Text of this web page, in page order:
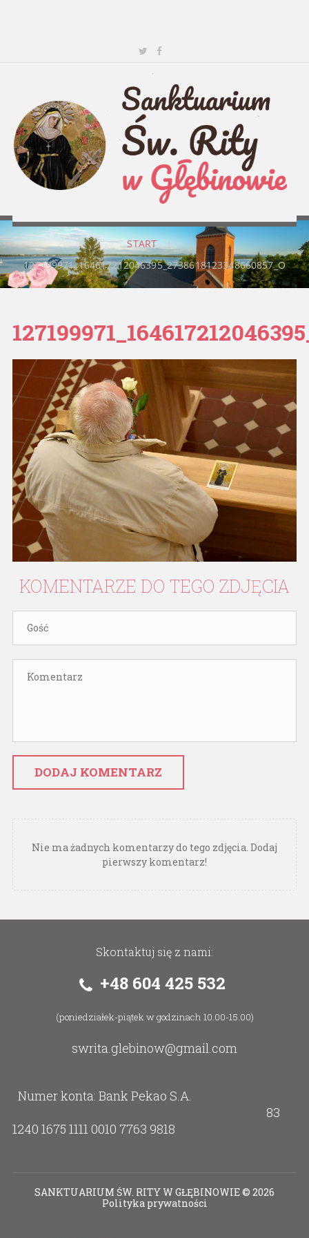
START |
127199971_164617212046395_2738618123348660857_O
KOMENTARZE DO TEGO ZDJĘCIA
DODAJ KOMENTARZ
Nie ma żadnych komentarzy do tego zdjęcia. Dodaj
pierwszy komentarz!
Skontaktuj się z nami:
+48 604 425 532
(poniedziałek-piątek w godzinach 10.00-15.00)
swrita.glebinow@gmail.com
Numer konta: Bank Pekao S.A.
83
1240 1675 1111 0010 7763 9818
SANKTUARIUM ŚW. RITY W GŁĘBINOWIE© 2026
Polityka prywatności